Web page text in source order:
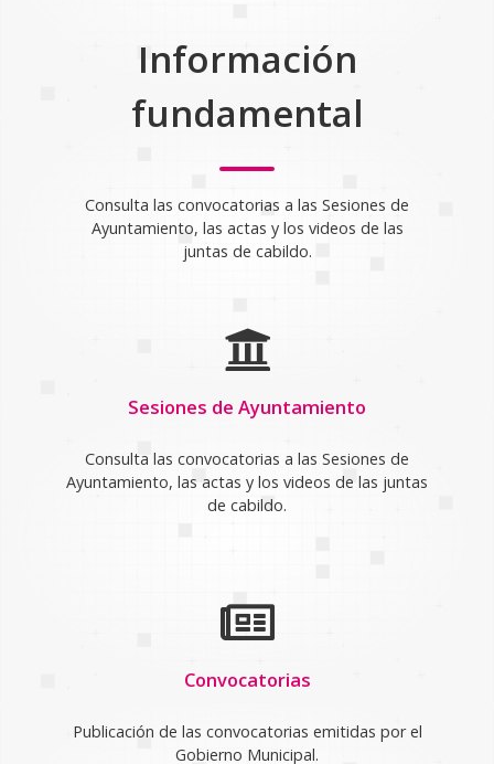
Información
fundamental
Consulta las convocatorias a las Sesiones de
Ayuntamiento, las actas y los videos de las
juntas de cabildo.
Sesiones de Ayuntamiento
Consulta las convocatorias a las Sesiones de
Ayuntamiento, las actas y los videos de las juntas
de cabildo.
Convocatorias
Publicación de las convocatorias emitidas por el
Gobierno Municipal.